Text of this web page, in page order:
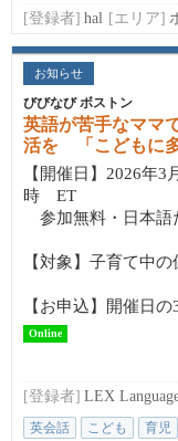
[登録者] hal [エリア]
お知らせ
びびなび ボストン
英語が苦手なママ
活を 「こどもに
【開催日】2026年3
時 ET
参加無料・日本語
【対象】子育て中
【お申込】開催日
Online
[登録者] LEX
英会話 こども 育児